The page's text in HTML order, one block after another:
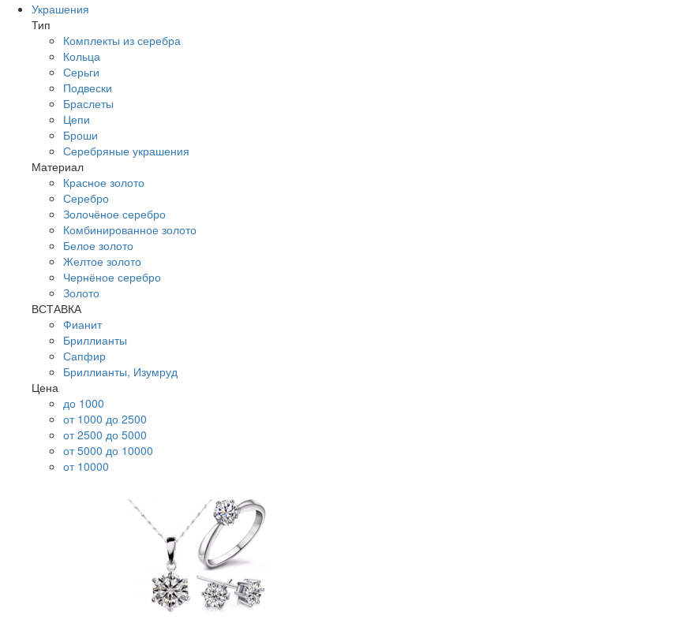
Украшения
Тип
Комплекты из серебра
Кольца
Серьги
Подвески
Браслеты
Цепи
Броши
Серебряные украшения
Материал
Красное золото
Серебро
Золочёное серебро
Комбинированное золото
Белое золото
Желтое золото
Чернёное серебро
Золото
ВСТАВКА
Фианит
Бриллианты
Сапфир
Бриллианты, Изумруд
Цена
до 1000
от 1000 до 2500
от 2500 до 5000
от 5000 до 10000
от 10000